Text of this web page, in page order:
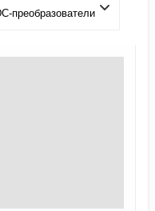
преобразователи